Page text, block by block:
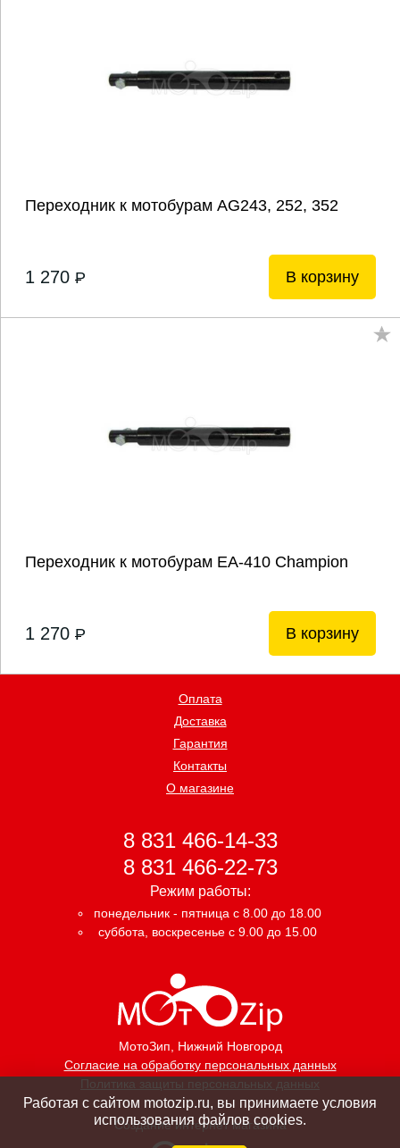
Переходник к мотобурам AG243, 252, 352
1 270 P В корзину
Переходник к мотобурам ЕA-410 Champion
1 270 P В корзину
МотоЗип, Нижний Новгород
Согласие на обработку персональных данных
Политика защиты персональных данных
Оплата
Доставка
Гарантия
Контакты
О магазине
8 831 466-14-33
8 831 466-22-73
Режим работы:
понедельник - пятница с 8.00 до 18.00
суббота, воскресенье с 9.00 до 15.00
Создание интернет магазина
Работая с сайтом motozip.ru, вы принимаете условия
использования файлов cookies.